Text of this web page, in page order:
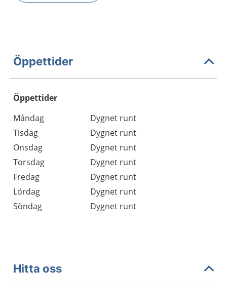
Öppettider
Öppettider
Dag
Öppettider
Kommentarer
Måndag
Dygnet runt
Tisdag
Dygnet runt
Onsdag
Dygnet runt
Torsdag
Dygnet runt
Fredag
Dygnet runt
Lördag
Dygnet runt
Söndag
Dygnet runt
Hitta oss